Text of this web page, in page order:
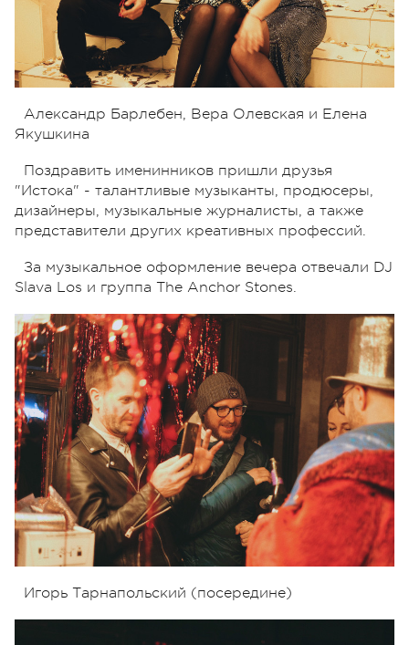
Александр Барлебен, Вера Олевская и Елена
Якушкина
Поздравить именинников пришли друзья
"Истока" - талантливые музыканты, продюсеры,
дизайнеры, музыкальные журналисты, а также
представители других креативных профессий.
За музыкальное оформление вечера отвечали DJ
Slava Los и группа The Anchor Stones.
Игорь Тарнапольский (посередине)